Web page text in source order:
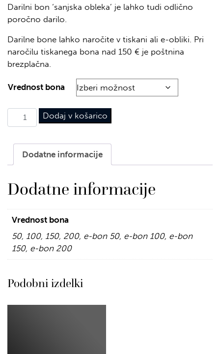
Darilni bon ‘sanjska obleka’ je lahko tudi odlično
poročno darilo.
Darilne bone lahko naročite v tiskani ali e-obliki. Pri
naročilu tiskanega bona nad 150 € je poštnina
brezplačna.
Vrednost bona
Darilni bon 'sanjska obleka' za mladoporočenca
Dodaj v košarico
Dodatne informacije
Dodatne informacije
Vrednost bona
50, 100, 150, 200, e-bon 50, e-bon 100, e-bon
150, e-bon 200
Podobni izdelki